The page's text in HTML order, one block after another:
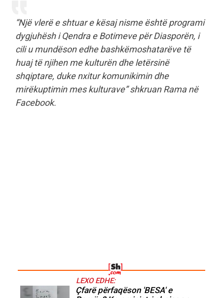
“Një vlerë e shtuar e kësaj nisme është programi
dygjuhësh i Qendra e Botimeve për Diasporën, i
cili u mundëson edhe bashkëmoshatarëve të
huaj të njihen me kulturën dhe letërsinë
shqiptare, duke nxitur komunikimin dhe
mirëkuptimin mes kulturave” shkruan Rama në
Facebook.
LEXO EDHE:
Çfarë përfaqëson 'BESA' e